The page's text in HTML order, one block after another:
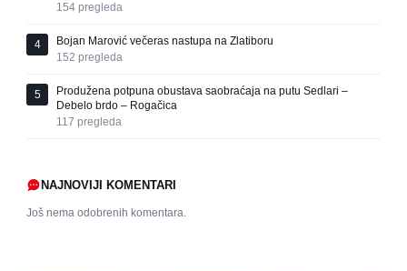
154 pregleda
4
Bojan Marović večeras nastupa na Zlatiboru
152 pregleda
5
Produžena potpuna obustava saobraćaja na putu Sedlari –
Debelo brdo – Rogačica
117 pregleda
NAJNOVIJI KOMENTARI
Još nema odobrenih komentara.